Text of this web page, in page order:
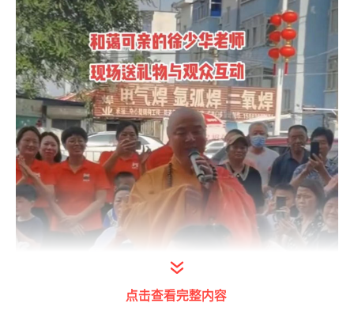
点击查看完整内容